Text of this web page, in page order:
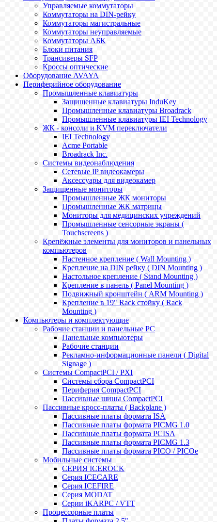
Управляемые коммутаторы
Коммутаторы на DIN-рейку
Коммутаторы магистральные
Коммутаторы неуправляемые
Коммутаторы АБК
Блоки питания
Трансиверы SFP
Кроссы оптические
Оборудование AVAYA
Периферийное оборудование
Промышленные клавиатуры
Защищенные клавиатуры InduKey
Промышленные клавиатуры Broadrack
Промышленные клавиатуры IEI Technology
ЖК - консоли и KVM переключатели
IEI Technology
Acme Portable
Broadrack Inc.
Системы видеонаблюдения
Сетевые IP видеокамеры
Аксессуары для видеокамер
Защищенные мониторы
Промышленные ЖК мониторы
Промышленные ЖК матрицы
Мониторы для медицинских учреждений
Промышленные сенсорные экраны (
Touchscreens )
Крепёжные элементы для мониторов и панельных
компьютеров
Настенное крепление ( Wall Mounting )
Крепление на DIN рейку ( DIN Mounting )
Настольное крепление ( Stand Mounting )
Крепление в панель ( Panel Mounting )
Подвижный кронштейн ( ARM Mounting )
Крепление в 19" Rack стойку ( Rack
Mounting )
Компьютеры и комплектующие
Рабочие станции и панельные РС
Панельные компьютеры
Рабочие станции
Рекламно-информационные панели ( Digital
Signage )
Системы CompactPCI / PXI
Системы сбора CompactPCI
Периферия CompactPCI
Пассивные шины CompactPCI
Пассивные кросс-платы ( Backplane )
Пассивные платы формата ISA
Пассивные платы формата PICMG 1.0
Пассивные платы формата PCISA
Пассивные платы формата PICMG 1.3
Пассивные платы формата PICO / PICOe
Мобильные системы
СЕРИЯ ICEROCK
Серия ICECARE
Серия ICEFIRE
Серия MODAT
Серии iKARPC / VTT
Процессорные платы